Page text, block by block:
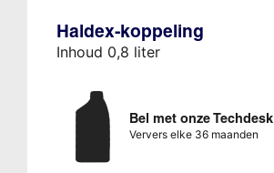
Haldex-koppeling
Inhoud 0,8 liter
Bel met onze Techdesk
Ververs elke 36 maanden